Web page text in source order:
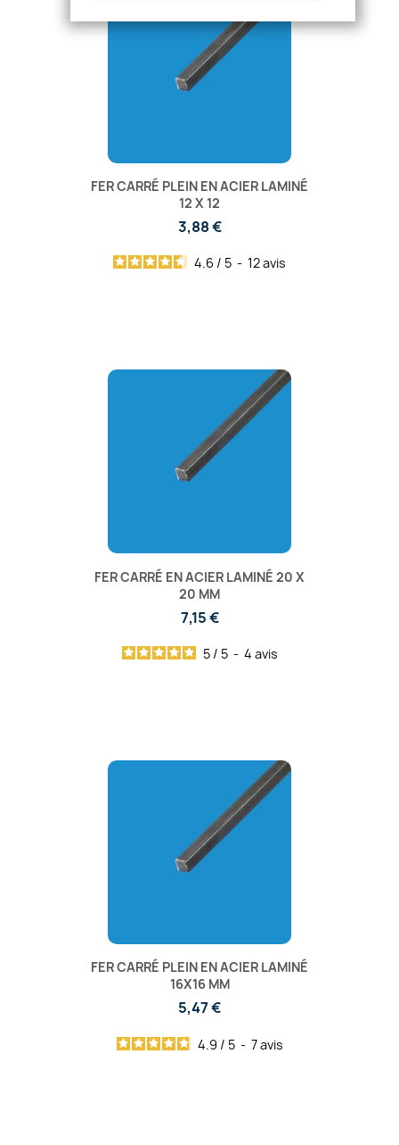
FER CARRÉ PLEIN EN ACIER LAMINÉ
12 X 12
3,88 €
4.6 / 5 - 12avis
FER CARRÉ EN ACIER LAMINÉ 20 X
20 MM
7,15 €
5 / 5 - 4 avis
FER CARRÉ PLEIN EN ACIER LAMINÉ
16X16 MM
5,47 €
4.9 / 5 - 7avis